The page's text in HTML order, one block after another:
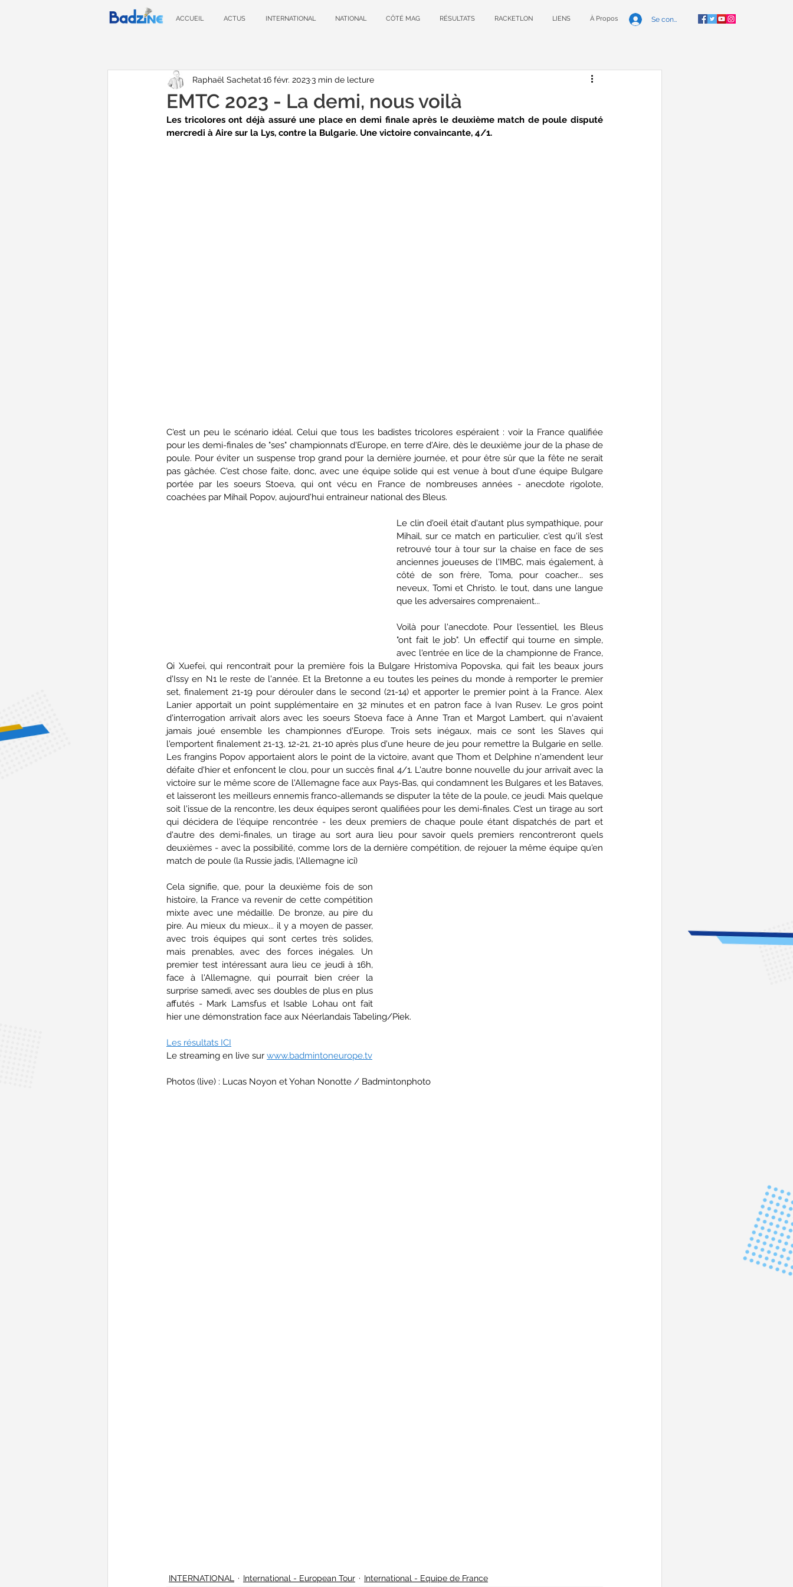
ACCUEIL ACTUS INTERNATIONAL NATIONAL CÔTÉ MAG RÉSULTATS RACKETLON LIENS À Propos Se connecter
EMTC 2023 - La demi, nous voilà
Raphaël Sachetat 16 févr. 20233 min de lecture
Les tricolores ont déjà assuré une place en demi finale après le deuxième match de poule disputé
mercredi à Aire sur la Lys, contre la Bulgarie. Une victoire convaincante, 4/1.
C'est un peu le scénario idéal. Celui que tous les badistes tricolores espéraient : voir la France qualifiée
pour les demi-finales de "ses" championnats d'Europe, en terre d'Aire, dès le deuxième jour de la phase de
poule. Pour éviter un suspense trop grand pour la dernière journée, et pour être sûr que la fête ne serait
pas gâchée. C'est chose faite, donc, avec une équipe solide qui est venue à bout d'une équipe Bulgare
portée par les soeurs Stoeva, qui ont vécu en France de nombreuses années - anecdote rigolote,
coachées par Mihail Popov, aujourd'hui entraineur national des Bleus.
Le clin d'oeil était d'autant plus sympathique, pour
Mihail, sur ce match en particulier, c'est qu'il s'est
retrouvé tour à tour sur la chaise en face de ses
anciennes joueuses de l'IMBC, mais également, à
côté de son frère, Toma, pour coacher... ses
neveux, Tomi et Christo. le tout, dans une langue
que les adversaires comprenaient...
Voilà pour l'anecdote. Pour l'essentiel, les Bleus
"ont fait le job". Un effectif qui tourne en simple,
avec l'entrée en lice de la championne de France,
Qi Xuefei, qui rencontrait pour la première fois la Bulgare Hristomiva Popovska, qui fait les beaux jours
d'Issy en N1 le reste de l'année. Et la Bretonne a eu toutes les peines du monde à remporter le premier
set, finalement 21-19 pour dérouler dans le second (21-14) et apporter le premier point à la France. Alex
Lanier apportait un point supplémentaire en 32 minutes et en patron face à Ivan Rusev. Le gros point
d'interrogation arrivait alors avec les soeurs Stoeva face à Anne Tran et Margot Lambert, qui n'avaient
jamais joué ensemble les championnes d'Europe. Trois sets inégaux, mais ce sont les Slaves qui
l'emportent finalement 21-13, 12-21, 21-10 après plus d'une heure de jeu pour remettre la Bulgarie en selle.
Les frangins Popov apportaient alors le point de la victoire, avant que Thom et Delphine n'amendent leur
défaite d'hier et enfoncent le clou, pour un succès final 4/1. L'autre bonne nouvelle du jour arrivait avec la
victoire sur le même score de l'Allemagne face aux Pays-Bas, qui condamnent les Bulgares et les Bataves,
et laisseront les meilleurs ennemis franco-allemands se disputer la tête de la poule, ce jeudi. Mais quelque
soit l'issue de la rencontre, les deux équipes seront qualifiées pour les demi-finales. C'est un tirage au sort
qui décidera de l'équipe rencontrée - les deux premiers de chaque poule étant dispatchés de part et
d'autre des demi-finales, un tirage au sort aura lieu pour savoir quels premiers rencontreront quels
deuxièmes - avec la possibilité, comme lors de la dernière compétition, de rejouer la même équipe qu'en
match de poule (la Russie jadis, l'Allemagne ici)
Cela signifie, que, pour la deuxième fois de son
histoire, la France va revenir de cette compétition
mixte avec une médaille. De bronze, au pire du
pire. Au mieux du mieux... il y a moyen de passer,
avec trois équipes qui sont certes très solides,
mais prenables, avec des forces inégales. Un
premier test intéressant aura lieu ce jeudi à 16h,
face à l'Allemagne, qui pourrait bien créer la
surprise samedi, avec ses doubles de plus en plus
affutés - Mark Lamsfus et Isable Lohau ont fait
hier une démonstration face aux Néerlandais Tabeling/Piek.
Les résultats ICI
Le streaming en live sur www.badmintoneurope.tv
Photos (live) : Lucas Noyon et Yohan Nonotte / Badmintonphoto
INTERNATIONAL International - European Tour International - Equipe de France